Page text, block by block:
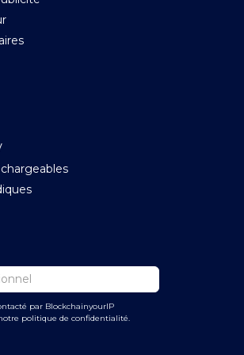
par BlockchainyourIP
politique de confidentialité.